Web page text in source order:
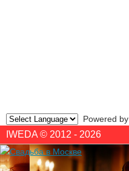
Powered by
IWEDA © 2012 - 2026